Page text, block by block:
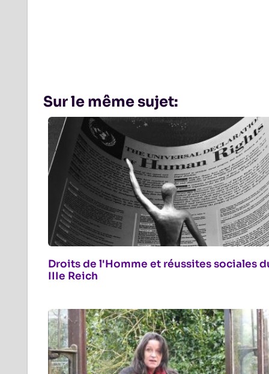
Sur le même sujet:
Droits de l'Homme et réussites sociales
IIIe Reich